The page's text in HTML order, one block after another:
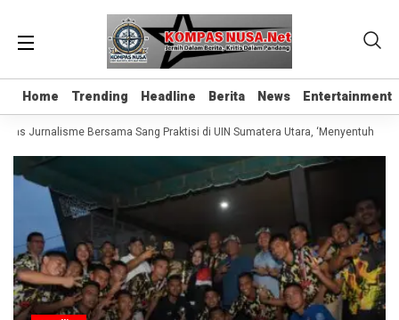
Home Trending Headline Berita News Entertainment
Home Trending Headline Berita News Entertainment
Jurnalisme Bersama Sang Praktisi di UIN Sumatera Utara, ‘Menyentuh Hati